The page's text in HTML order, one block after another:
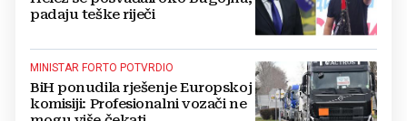
padaju teške riječi
MINISTAR FORTO POTVRDIO
BiH ponudila rješenje Europskoj
komisiji: Profesionalni vozači ne